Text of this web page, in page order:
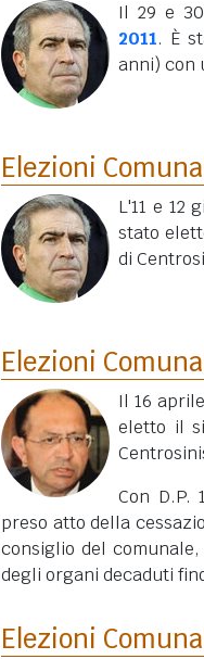
Il 29 e
2011. È
anni) con
Elezioni
L'11 e 12
stato
di
Elezioni
Il 16
eletto il
Con D.P.
preso atto della
consiglio del
degli organi decaduti
Elezioni